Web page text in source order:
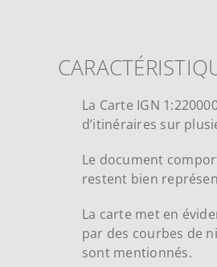
La Carte IGN
d’itinéraires sur
Le document
restent bien
La carte met en
par des courbes de
sont mentionnés.